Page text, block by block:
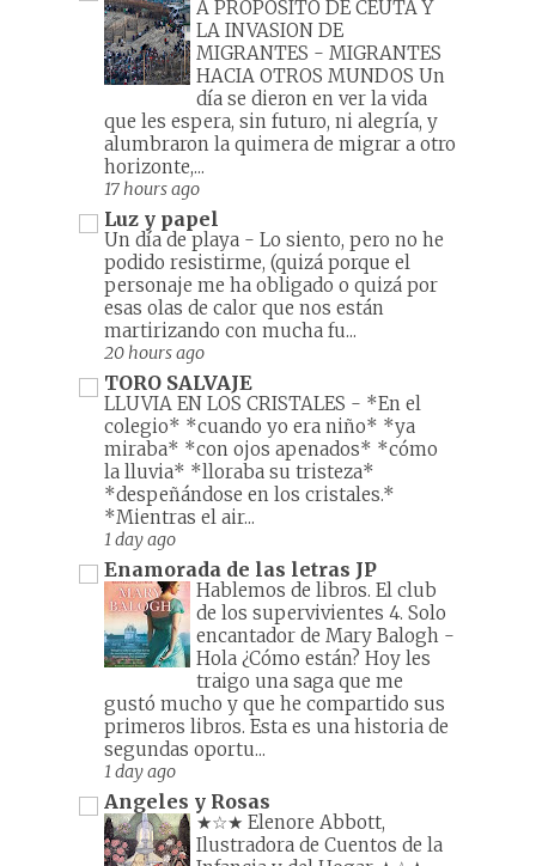
A PROPÓSITO DE CEUTA Y
LA INVASION DE
MIGRANTES - MIGRANTES
HACIA OTROS MUNDOS Un
día se dieron en ver la vida
que les espera, sin futuro, ni alegría, y
alumbraron la quimera de migrar a otro
horizonte,...
17 hours ago
Luz y papel
Un día de playa - Lo siento, pero no he
podido resistirme, (quizá porque el
personaje me ha obligado o quizá por
esas olas de calor que nos están
martirizando con mucha fu...
20 hours ago
TORO SALVAJE
LLUVIA EN LOS CRISTALES - *En el
colegio* *cuando yo era niño* *ya
miraba* *con ojos apenados* *cómo
la lluvia* *lloraba su tristeza*
*despeñándose en los cristales.*
*Mientras el air...
1 day ago
Enamorada de las letras JP
Hablemos de libros. El club
de los supervivientes 4. Solo
encantador de Mary Balogh -
Hola ¿Cómo están? Hoy les
traigo una saga que me
gustó mucho y que he compartido sus
primeros libros. Esta es una historia de
segundas oportu...
1 day ago
Angeles y Rosas
★☆★ Elenore Abbott,
Ilustradora de Cuentos de la